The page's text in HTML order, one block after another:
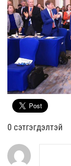
0 cэтгэгдэлтэй